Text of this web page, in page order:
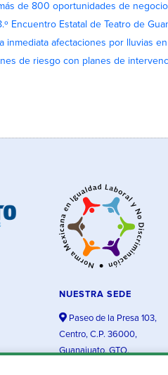
de 800 oportunidades de negocio
Encuentro Estatal de Teatro de
inmediata afectaciones por lluvias
de riesgo con planes de
NUESTRA SEDE
Paseo de la Presa 103,
Centro, C.P. 36000,
Guanajuato, GTO.